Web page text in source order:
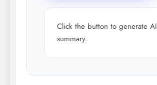
Click the button to generate AI
summary.